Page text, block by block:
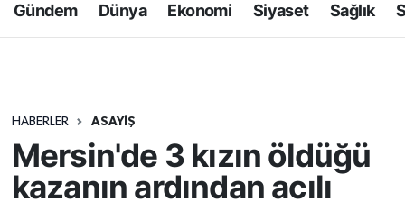
Gündem Dünya Ekonomi Siyaset Sağlık
HABERLER ASAYIŞ
Mersin'de 3 kızın öldüğü
kazanın ardından acılı
Dünya
Ekonomi
Gündem
Tüm Manşetler
Haber Arşivi